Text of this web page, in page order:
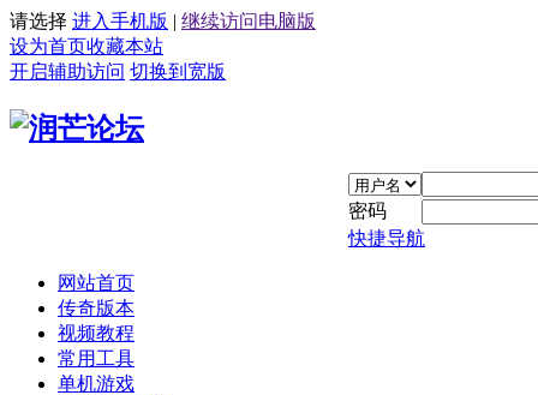
请选择 进入手机版 | 继续访问电脑版
设为首页收藏本站
开启辅助访问 切换到宽版
密码
快捷导航
网站首页
传奇版本
视频教程
常用工具
单机游戏